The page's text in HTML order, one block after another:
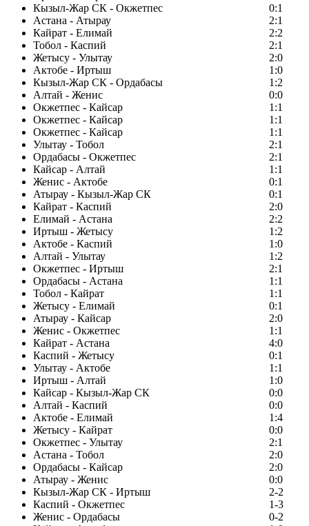
Кызыл-Жар СК - Окжетпес
0:1
Астана - Атырау
2:1
Кайрат - Елимай
2:2
Тобол - Каспий
2:1
Жетысу - Улытау
2:0
Актобе - Иртыш
1:0
Кызыл-Жар СК - Ордабасы
1:2
Алтай - Женис
0:0
Окжетпес - Кайсар
1:1
Окжетпес - Кайсар
1:1
Окжетпес - Кайсар
1:1
Улытау - Тобол
2:1
Ордабасы - Окжетпес
2:1
Кайсар - Алтай
1:1
Женис - Актобе
0:1
Атырау - Кызыл-Жар СК
0:1
Кайрат - Каспий
2:0
Елимай - Астана
2:2
Иртыш - Жетысу
1:2
Актобе - Каспий
1:0
Алтай - Улытау
1:2
Окжетпес - Иртыш
2:1
Ордабасы - Астана
1:1
Тобол - Кайрат
1:1
Жетысу - Елимай
0:1
Атырау - Кайсар
2:0
Женис - Окжетпес
1:1
Кайрат - Астана
4:0
Каспий - Жетысу
0:1
Улытау - Актобе
1:1
Иртыш - Алтай
1:0
Кайсар - Кызыл-Жар СК
0:0
Алтай - Каспий
0:0
Актобе - Елимай
1:4
Жетысу - Кайрат
0:0
Окжетпес - Улытау
2:1
Астана - Тобол
2:0
Ордабасы - Кайсар
2:0
Атырау - Женис
0:0
Кызыл-Жар СК - Иртыш
2-2
Каспий - Окжетпес
1-3
Женис - Ордабасы
0-2